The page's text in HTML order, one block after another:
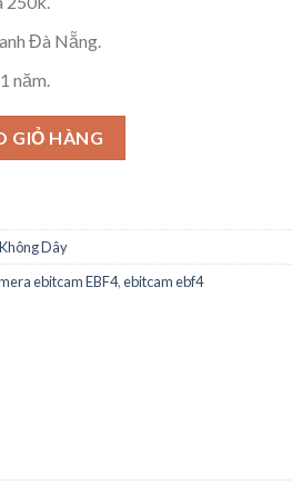
Đà Nẵng.
năm.
- Camera Ebitcam Đà Nẵng số lượng
GIỎ HÀNG
Dây
ebitcam EBF4,ebitcam ebf4